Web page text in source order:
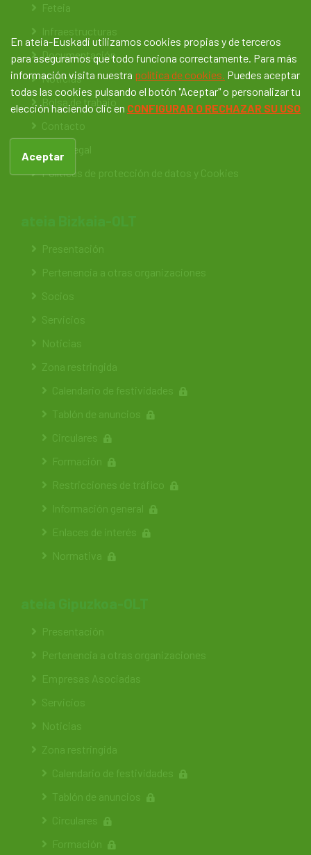
Feteia
Infraestructuras
Documentación
Noticias
Bolsa de trabajo
Contacto
Aviso legal
Políticas de protección de datos y Cookies
Presentación
Pertenencia a otras organizaciones
Socios
Servicios
Noticias
Zona restringida
Calendario de festividades
Tablón de anuncios
Circulares
Formación
Restricciones de tráfico
Información general
Enlaces de interés
Normativa
Presentación
Pertenencia a otras organizaciones
Empresas Asociadas
Servicios
Noticias
Zona restringida
Calendario de festividades
Tablón de anuncios
Circulares
Formación
En ateia-Euskadi utilizamos cookies propias y de terceros
para asegurarnos que todo funciona correctamente. Para más
información visita nuestra política de cookies. Puedes aceptar
todas las cookies pulsando el botón "Aceptar" o personalizar tu
elección haciendo clic en CONFIGURAR O RECHAZAR SU USO
Aceptar